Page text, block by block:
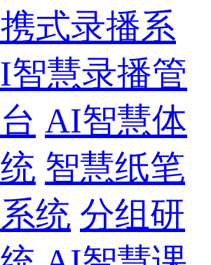
式录播系
智慧录播管
AI智慧体
智慧纸笔
统 分组研